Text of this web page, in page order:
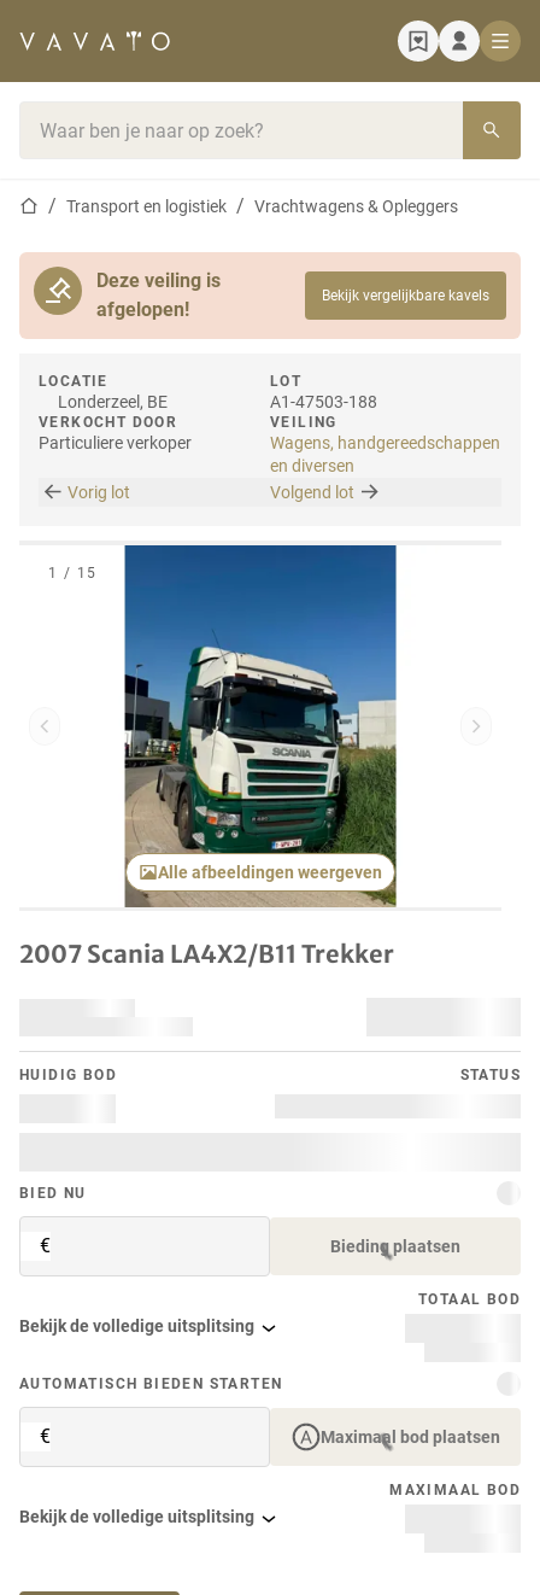
StartpaginaTransport en logistiek Vrachtwagens & Opleggers
Deze veiling is
afgelopen!
Bekijk vergelijkbare kavels
LOCATIE
Londerzeel, BE
VERKOCHT DOOR
Particuliere verkoper
LOT
A1-47503-188
VEILING
Wagens, handgereedschappen
en diversen
Vorig lot
Volgend lot
Vorig item
Alle afbeeldingen weergeven
1 / 15
2007 Scania LA4X2/B11 Trekker
HUIDIG ​​BOD STATUS
BIED NU
€ Bieding plaatsen
TOTAAL BOD
Bekijk de volledige uitsplitsing
AUTOMATISCH BIEDEN STARTEN
€ Maximaal bod plaatsen
MAXIMAAL BOD
Bekijk de volledige uitsplitsing